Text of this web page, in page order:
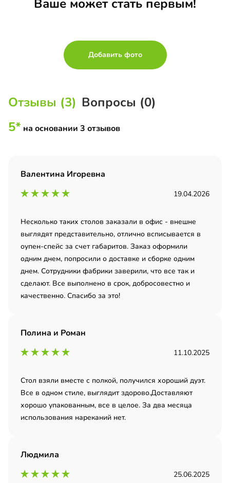
Ваше может стать первым!
Добавить фото
Отзывы (3) Вопросы (0)
5* на основании 3 отзывов
Валентина Игоревна
19.04.2026
Несколько таких столов заказали в офис - внешне
выглядят представительно, отлично всписывается в
оупен-спейс за счет габаритов. Заказ оформили
одним днем, попросили о доставке и сборке одним
днем. Сотрудники фабрики заверили, что все так и
сделают. Все выполнено в срок, добросовестно и
качественно. Спасибо за это!
Полина и Роман
11.10.2025
Стол взяли вместе с полкой, получился хороший дуэт.
Все в одном стиле, выглядит здорово.Доставляют
хорошо упакованным, все в целое. За два месяца
использования нареканий нет.
Людмила
25.06.2025